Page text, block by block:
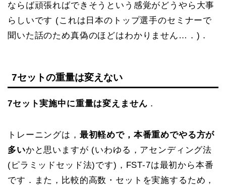
ならば頑張ればできそうという感覚がどうやら大事
らしいです (これは日本のトップ選手のセミナーで
聞いた話のため真偽のほどはわかりません…．)．
7セットの重量は変えない
7セット実施中に重量は変えません ．
トレーニングは， 最初軽めで，本番重めでやる方が
多いかと思いますが (いわゆる，アセンディング法
(ピラミッドセッド法)です)，FST-7は最初から本番
です．また，比較的高数・セットを実施するため，